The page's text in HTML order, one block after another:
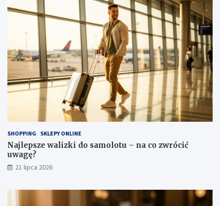
SHOPPING SKLEPY ONLINE
Najlepsze walizki do samolotu – na co zwrócić
uwagę?
21 lipca 2026